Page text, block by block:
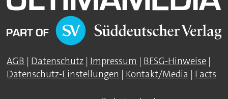
AGB | Datenschutz | Impressum | BFSG-Hinweise |
Datenschutz-Einstellungen | Kontakt/Media | Facts